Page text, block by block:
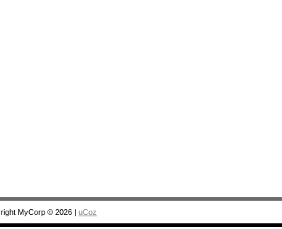
MyCorp © 2026 uCoz